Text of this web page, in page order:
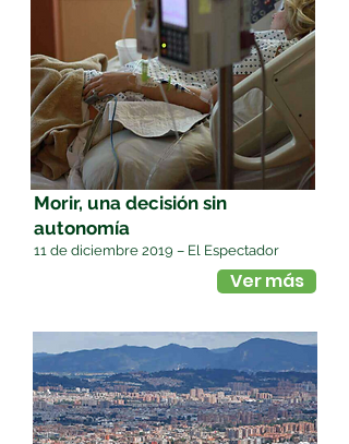
Ver más
Morir, una decisión sin
autonomía
11 de diciembre 2019 – El Espectador